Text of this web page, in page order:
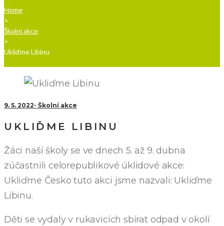
Home
>
Školní akce
>
Ukliďme Libinu
9. 5. 2022 Školní akce
UKLIĎME LIBINU
Žáci naší školy se ve dnech 5. až 9. dubna
zúčastnili celorepublikové úklidové akce:
Ukliďme Česko tuto akci jsme nazvali: Ukliďme
Libinu.
Děti se vydaly v rukavicích sbírat odpad v okolí